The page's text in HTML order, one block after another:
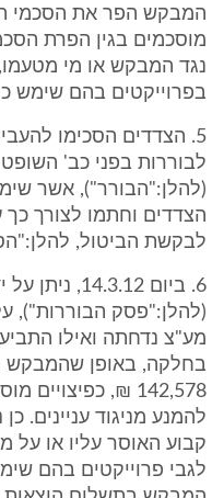
המבקש הפר את הסכמי
מוסכמים בגין הפרת
נגד המבקש או מי
בפרוייקטים בהם שימש
5. הצדדים הסכימו
לבוררות בפני כב'
(להלן:"הבורר"), אשר
לבקשת הביטול,
6. ביום
(להלן:"פסק הבוררות"),
מע"צ נדחתה ואילו
בחלקה, באופן שהמבקש
142,578 ₪,
להמנע מניגוד עניינים.
קבוע האוסר עליו או על
לגבי פרוייקטים בהם